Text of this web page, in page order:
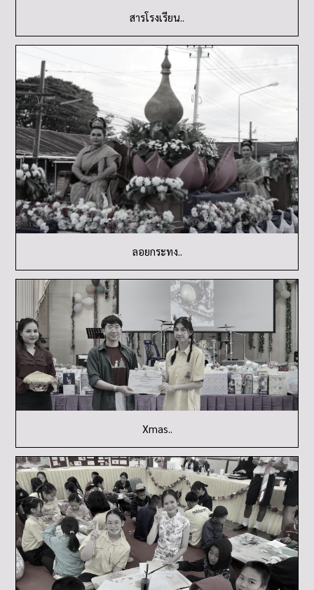
สารโรงเรียน..
ลอยกระทง..
Xmas..